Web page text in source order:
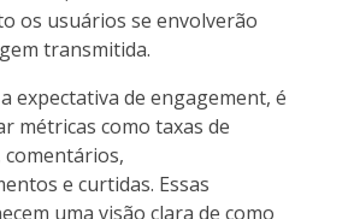
os usuários se envolverão
transmitida.
expectativa de engagement, é
métricas como taxas de
comentários,
e curtidas. Essas
uma visão clara de como